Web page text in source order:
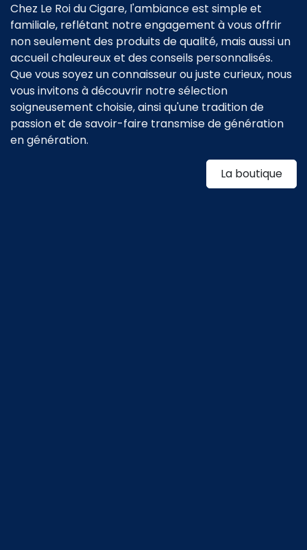
Chez Le Roi du Cigare, l'ambiance est simple et
familiale, reflétant notre engagement à vous offrir
non seulement des produits de qualité, mais aussi un
accueil chaleureux et des conseils personnalisés.
Que vous soyez un connaisseur ou juste curieux, nous
vous invitons à découvrir notre sélection
soigneusement choisie, ainsi qu'une tradition de
passion et de savoir-faire transmise de génération
en génération.
La boutique